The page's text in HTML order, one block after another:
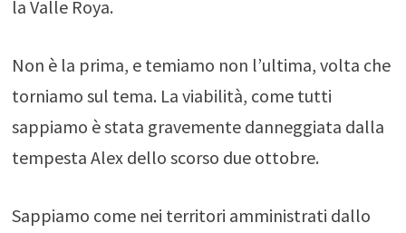
la Valle Roya.
Non è la prima, e temiamo non l’ultima, volta che
torniamo sul tema. La viabilità, come tutti
sappiamo è stata gravemente danneggiata dalla
tempesta Alex dello scorso due ottobre.
Sappiamo come nei territori amministrati dallo